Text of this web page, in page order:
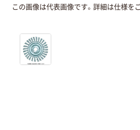
この画像は代表画像です。詳細は仕様を